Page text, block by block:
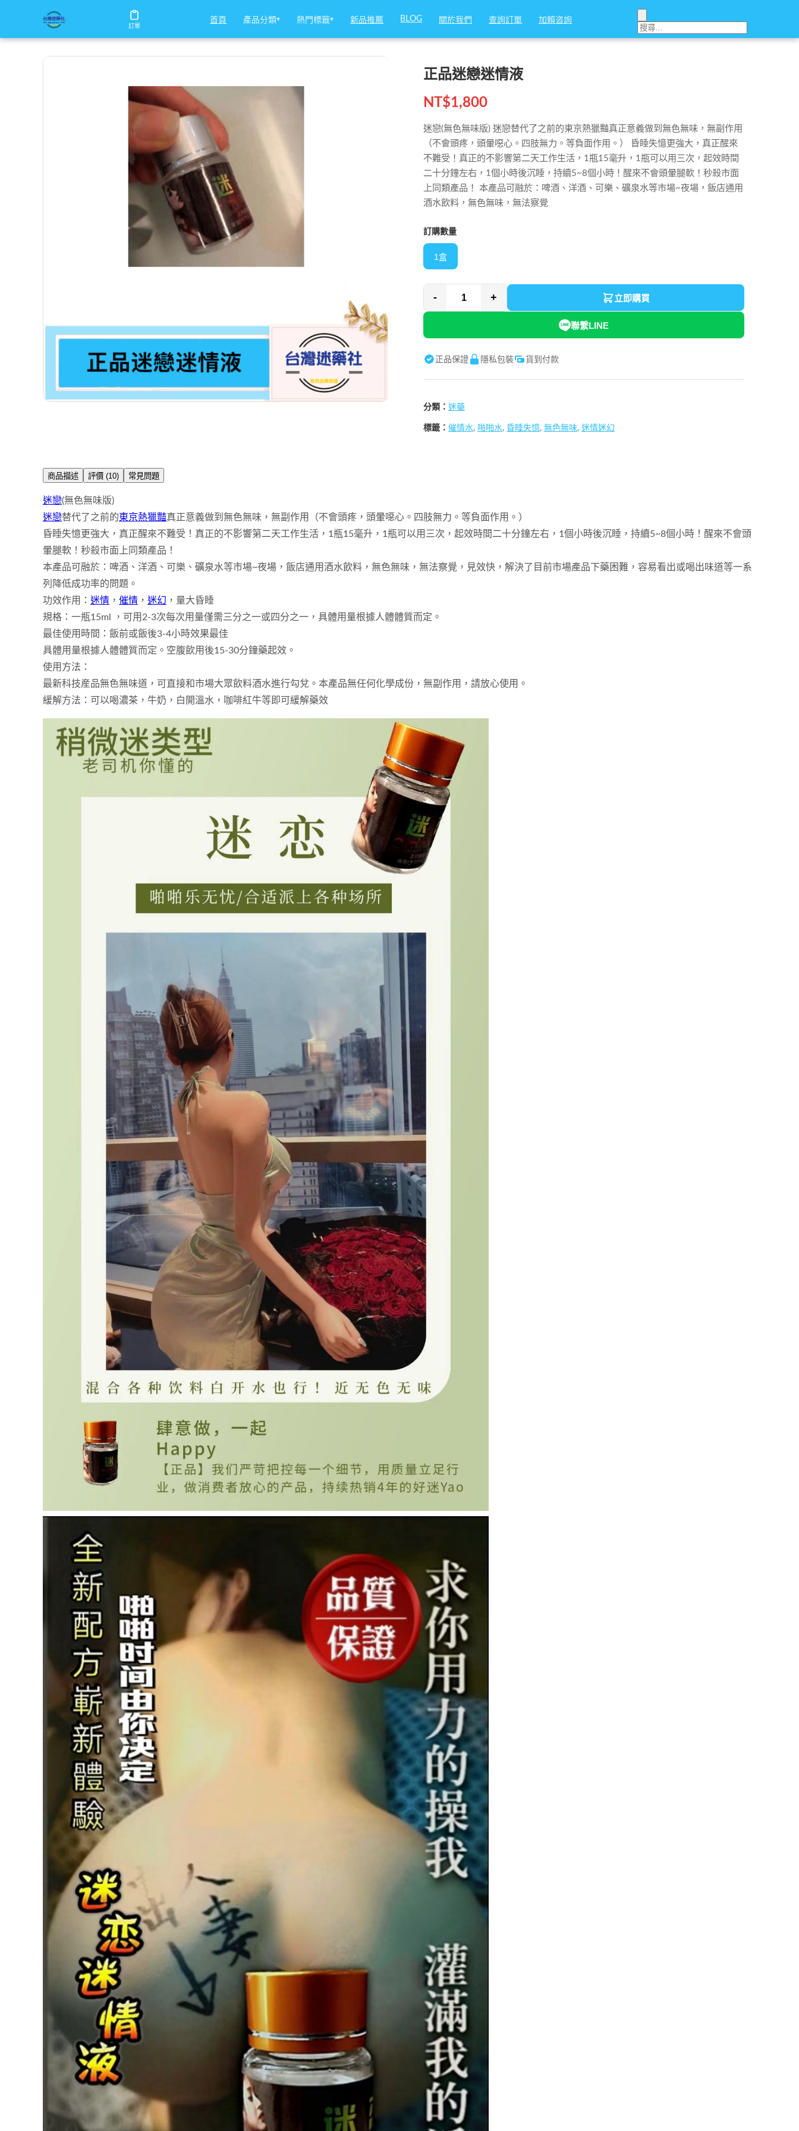
訂單
首頁 產品分類▾ 熱門標籤▾ 新品推薦 BLOG 關於我們 查詢訂單 加賴咨詢
訂單
首頁 產品分類▾ 熱門標籤▾ 新品推薦 BLOG 關於我們 查詢訂單 加賴咨詢
首頁 / 正品迷戀迷情液
正品迷戀迷情液
NT$1,800
迷戀(無色無味版) 迷戀替代了之前的東京熱獵豔真正意義做到無色無味，無副作用
（不會頭疼，頭暈噁心。四肢無力。等負面作用。） 昏睡失憶更強大，真正醒來
不難受！真正的不影響第二天工作生活，1瓶15毫升，1瓶可以用三次，起效時間
二十分鐘左右，1個小時後沉睡，持續5~8個小時！醒來不會頭暈腿軟！秒殺市面
上同類產品！ 本產品可融於：啤酒、洋酒、可樂、礦泉水等市場~夜場，飯店通用
酒水飲料，無色無味，無法察覺
訂購數量
1盒
- + 立即購買
聯繫LINE
正品保證 隱私包裝 貨到付款
分類： 迷藥
標籤： 催情水, 啪啪水, 昏睡失憶, 無色無味, 迷情迷幻
商品描述 評價 (10) 常見問題
迷戀(無色無味版)
迷戀替代了之前的東京熱獵豔真正意義做到無色無味，無副作用（不會頭疼，頭暈噁心。四肢無力。等負面作用。）
昏睡失憶更強大，真正醒來不難受！真正的不影響第二天工作生活，1瓶15毫升，1瓶可以用三次，起效時間二十分鐘左右，1個小時後沉睡，持續5~8個小時！醒來不會頭
暈腿軟！秒殺市面上同類產品！
本產品可融於：啤酒、洋酒、可樂、礦泉水等市場~夜場，飯店通用酒水飲料，無色無味，無法察覺，見效快，解決了目前市場產品下藥困難，容易看出或喝出味道等一系
列降低成功率的問題。
功效作用： 迷情 ， 催情 ， 迷幻 ，量大昏睡
規格：一瓶15ml ，可用2-3次每次用量僅需三分之一或四分之一，具體用量根據人體體質而定。
最佳使用時間：飯前或飯後3-4小時效果最佳
具體用量根據人體體質而定。空腹飲用後15-30分鐘藥起效。
使用方法：
最新科技産品無色無味道，可直接和市場大眾飲料酒水進行勾兌。本產品無任何化學成份，無副作用，請放心使用。
緩解方法：可以喝濃茶，牛奶，白開溫水，咖啡紅牛等即可緩解藥效